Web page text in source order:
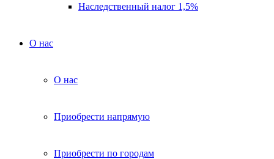
Наследственный налог 1,5%
О нас
О нас
Приобрести напрямую
Приобрести по городам